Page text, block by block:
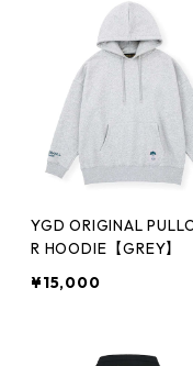
YGD ORIGINAL
R HOODIE【GREY】
¥15,000